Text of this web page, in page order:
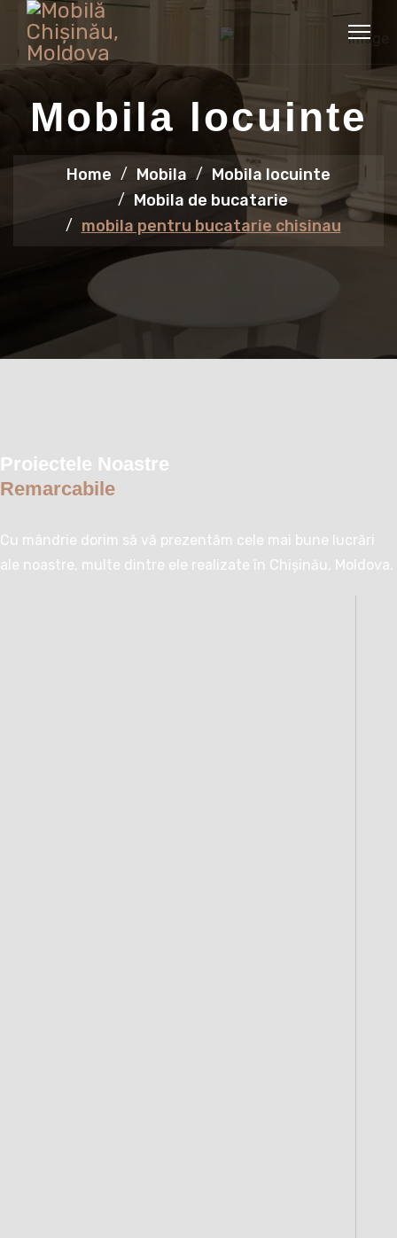
Mobila locuinte
Home Mobila
Mobila locuinte
Mobila de bucatarie
mobila pentru bucatarie chisinau
Proiectele Noastre
Remarcabile
Cu mândrie dorim să vă prezentăm cele mai bune lucrări
ale noastre, multe dintre ele realizate în Chișinău, Moldova.